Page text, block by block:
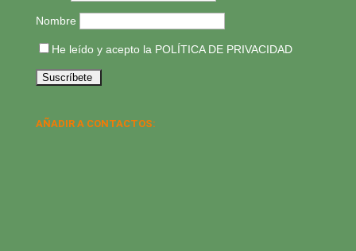
Nombre
He leído y acepto la POLÍTICA DE PRIVACIDAD
AÑADIR A CONTACTOS: